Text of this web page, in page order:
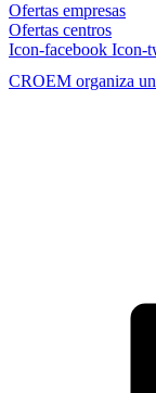
Ofertas empresas
Ofertas centros
Icon-facebook Icon-
CROEM organiza